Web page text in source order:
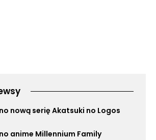
nową serię Akatsuki no Logos
anime Millennium Family